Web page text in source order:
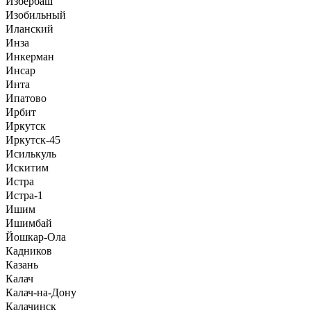
Изобильный
Иланский
Инза
Инкерман
Инсар
Инта
Ипатово
Ирбит
Иркутск
Иркутск-45
Исилькуль
Искитим
Истра
Истра-1
Ишим
Ишимбай
Йошкар-Ола
Кадников
Казань
Калач
Калач-на-Дону
Калачинск